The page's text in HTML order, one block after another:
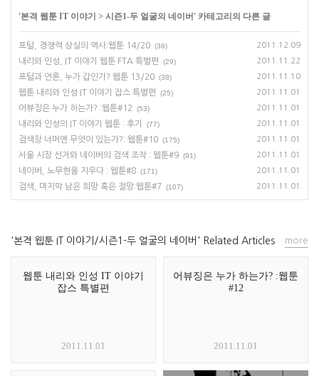
'본격 웹툰 IT 이야기 > 시즌1-두 얼굴의 네이버 ' 카테고리의 다른 글
포털, 경쟁력 상실의 역사:웹툰 14/20 (36) 2011.12.09
내리와 인성, IT 이야기 웹툰 FTA 특별편 (29) 2011.11.22
포털과 언론, 누가 갑인가? 웹툰 13/20 (38) 2011.11.10
웹툰 내리와 인성 IT 이야기 잡스 특별편 (25) 2011.11.01
어뷰징은 누가 하는가? :웹툰#12 (53) 2011.11.01
내리와 인성의 IT 이야기 웹툰 : 후기 (77) 2011.11.01
검색창 너머엔 무엇이 있는가?: 웹툰#10 (175) 2011.11.01
서울 시장 선거와 네이버의 검색 조작 : 웹툰#9 (91) 2011.11.01
네이버, 노무현을 지우다 : 웹툰#8 (171) 2011.11.01
검색, 마지막 남은 희망 혹은 절망:웹툰#7 (107) 2011.11.01
'본격 웹툰 IT 이야기/시즌1-두 얼굴의 네이버' Related Articles
웹툰 내리와 인성 IT 이야기
잡스 특별편
2011.11.01
어뷰징은 누가 하는가? :웹툰
#12
2011.11.01
more